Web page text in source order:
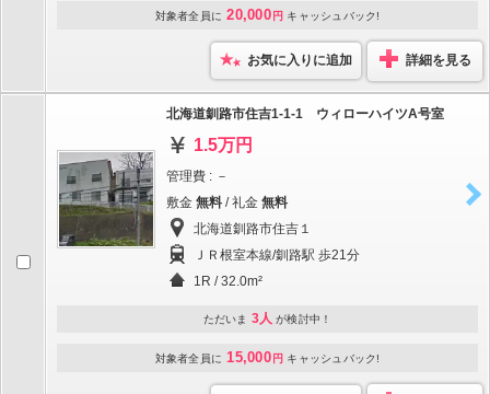
対象者全員に 20,000 円 キャッシュバック!
お気に入りに追加 詳細を見る
北海道釧路市住吉1-1-1 ウィローハイツA号室
1.5万円
管理費 : －
敷金 無料 / 礼金 無料
北海道釧路市住吉１
ＪＲ根室本線/釧路駅 歩21分
1R / 32.0m²
ただいま 3人 が検討中！
対象者全員に 15,000 円 キャッシュバック!